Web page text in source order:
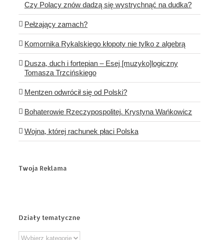
Czy Polacy znów dadzą się wystrychnąć na dudka?
Pełzający zamach?
Komornika Rykalskiego kłopoty nie tylko z algebrą
Dusza, duch i fortepian – Esej [muzyko]logiczny
Tomasza Trzcińskiego
Mentzen odwrócił się od Polski?
Bohaterowie Rzeczypospolitej. Krystyna Wańkowicz
Wojna, której rachunek płaci Polska
Twoja Reklama
Działy tematyczne
Działy